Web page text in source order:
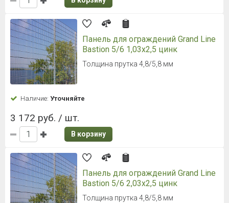
Панель для ограждений Grand Line
Bastion 5/6 1,03x2,5 цинк
Толщина прутка 4,8/5,8 мм
Наличие: Уточняйте
3 172 руб. / шт.
В корзину
Панель для ограждений Grand Line
Bastion 5/6 2,03x2,5 цинк
Толщина прутка 4,8/5,8 мм